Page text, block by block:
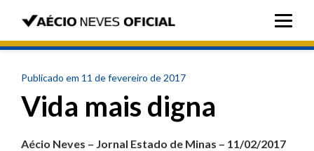
Publicado em 11 de fevereiro de 2017
Vida mais digna
Aécio Neves – Jornal Estado de Minas – 11/02/2017